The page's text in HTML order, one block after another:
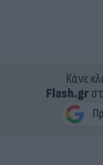
Κάνε
Flash.gr